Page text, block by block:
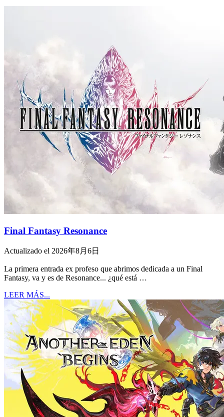
Final Fantasy Resonance
Actualizado el 2026年8月6日
La primera entrada ex profeso que abrimos dedicada a un Final
Fantasy, va y es de Resonance... ¿qué está …
LEER MÁS...